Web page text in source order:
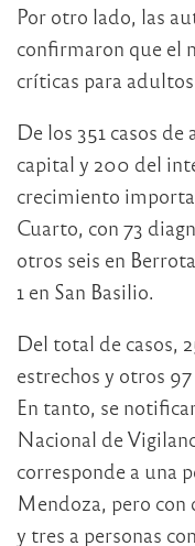
Por otro lado, las
confirmaron que el
críticas para adultos
De los 351 casos de
capital y 200 del
crecimiento
Cuarto, con 73
otros seis en
1 en San Basilio.
Del total de casos,
estrechos y otros
En tanto, se
Nacional de
corresponde a una
Mendoza, pero
y tres a personas